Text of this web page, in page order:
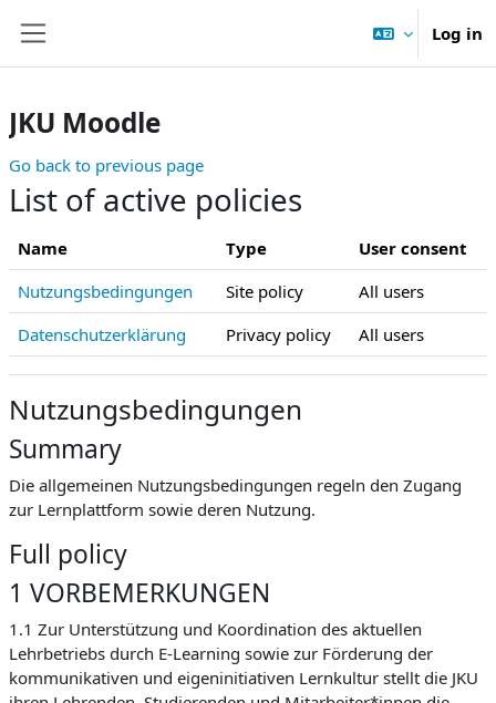
Log in
JKU Moodle
Go back to previous page
List of active policies
Name Type
User consent
Nutzungsbedingungen
Site policy
All users
Datenschutzerklärung
Privacy policy All users
Nutzungsbedingungen
Summary
Die allgemeinen Nutzungsbedingungen regeln den Zugang
zur Lernplattform sowie deren Nutzung.
Full policy
1 VORBEMERKUNGEN
1.1 Zur Unterstützung und Koordination des aktuellen
Lehrbetriebs durch E-Learning sowie zur Förderung der
kommunikativen und eigeninitiativen Lernkultur stellt die JKU